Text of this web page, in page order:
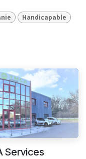
Handicapable
Services